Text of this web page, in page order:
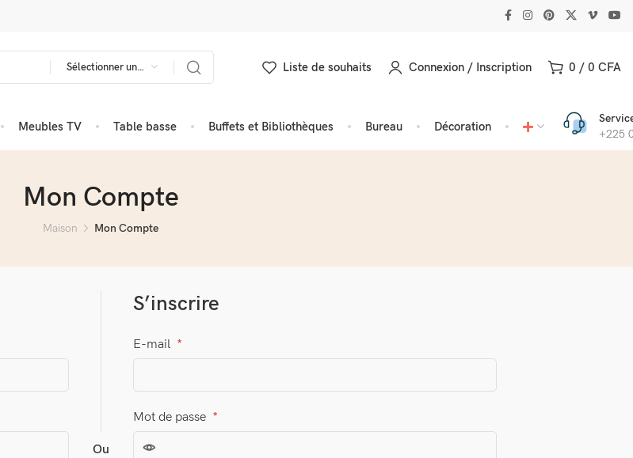
Sélectionner une catégorie Liste de souhaits Connexion / Inscription 0 / 0 CFA
Meubles TV Table basse Buffets et Bibliothèques Bureau Décoration
+225
Mon Compte
Maison Mon Compte
Ou
S’inscrire
E-mail *
Mot de passe *